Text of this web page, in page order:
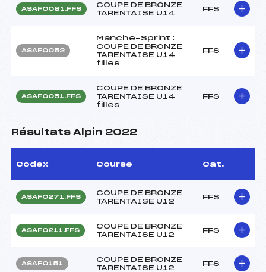
ASAF0081.FFS
COUPE DE BRONZE
TARENTAISE U14
FFS
ASAF0052
Manche-Sprint :
COUPE DE BRONZE
TARENTAISE U14
filles
FFS
ASAF0051.FFS
COUPE DE BRONZE
TARENTAISE U14
filles
FFS
Résultats Alpin 2022
Codex Course Cat.
ASAF0271.FFS
COUPE DE BRONZE
TARENTAISE U12
FFS
ASAF0211.FFS
COUPE DE BRONZE
TARENTAISE U12
FFS
ASAF0151
COUPE DE BRONZE
TARENTAISE U12
FFS